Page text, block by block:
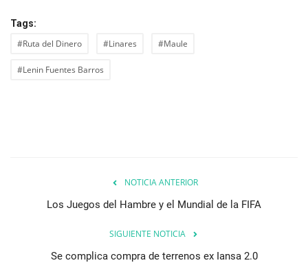
Tags:
#Ruta del Dinero #Linares #Maule
#Lenin Fuentes Barros
NOTICIA ANTERIOR
Los Juegos del Hambre y el Mundial de la FIFA
SIGUIENTE NOTICIA
Se complica compra de terrenos ex Iansa 2.0